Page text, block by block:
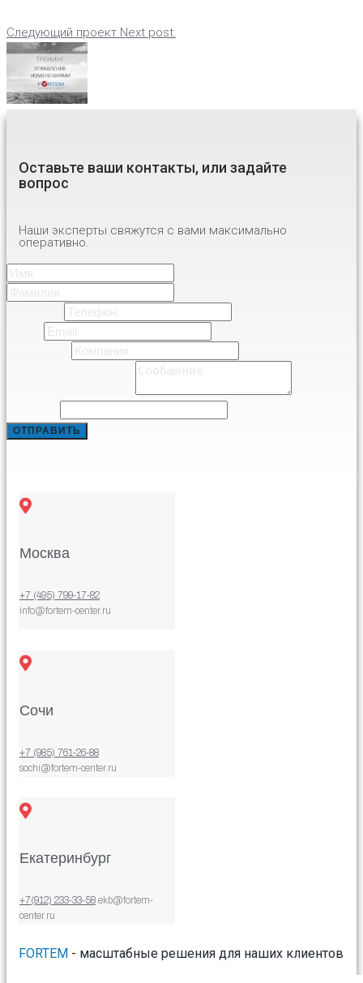
Следующий проект Next post:
Оставьте ваши контакты, или задайте
вопрос
Наши эксперты свяжутся с вами максимально
оперативно.
ОТПРАВИТЬ
Москва
+7 (495) 799-17-82
info@fortem-center.ru
Сочи
+7 (985) 761-26-88
sochi@fortem-center.ru
Екатеринбург
+7(912) 233-33-58 ekb@fortem-
center.ru
FORTEM - масштабные решения для наших клиентов